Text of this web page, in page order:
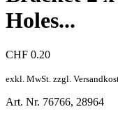
Holes...
CHF 0.20
exkl. MwSt. zzgl.
Art. Nr. 76766, 28964